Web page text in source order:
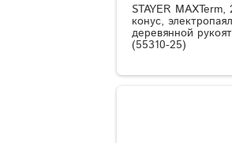
STAYER MAXTerm,
конус,
деревянной
(55310-25)